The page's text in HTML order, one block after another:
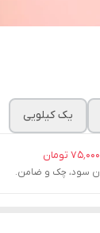
یک کیلویی
۷۵٬۰۰۰ تومان